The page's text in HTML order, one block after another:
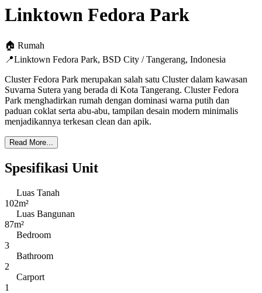
Linktown Fedora Park
🏠 Rumah
📍Linktown Fedora Park, BSD City / Tangerang, Indonesia
Cluster Fedora Park merupakan salah satu Cluster dalam kawasan
Suvarna Sutera yang berada di Kota Tangerang. Cluster Fedora
Park menghadirkan rumah dengan dominasi warna putih dan
paduan coklat serta abu-abu, tampilan desain modern minimalis
menjadikannya terkesan clean dan apik.
Read More...
Spesifikasi Unit
Luas Tanah
102m²
Luas Bangunan
87m²
Bedroom
3
Bathroom
2
Carport
1